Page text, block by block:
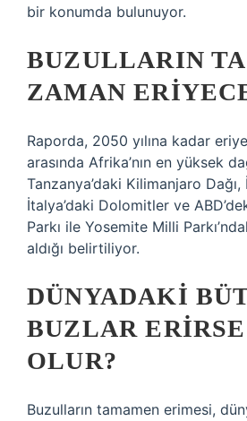
bir konumda bulunuyor.
BUZULLARIN
ZAMAN
Raporda, 2050 yılına kadar
arasında Afrika’nın en yüksek
Tanzanya’daki Kilimanjaro
İtalya’daki Dolomitler ve
Parkı ile Yosemite Milli
aldığı belirtiliyor.
DÜNYADAKI
BUZLAR
OLUR?
Buzulların tamamen erimesi,